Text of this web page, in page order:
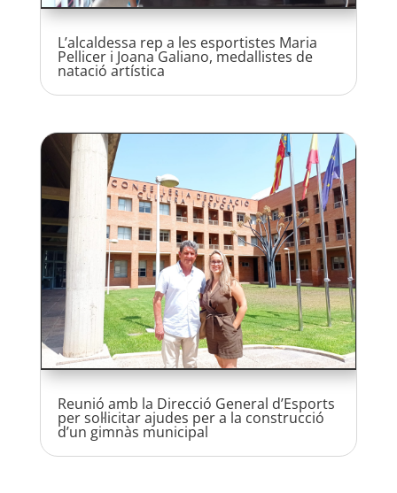
L’alcaldessa rep a les esportistes Maria
Pellicer i Joana Galiano, medallistes de
natació artística
Reunió amb la Direcció General d’Esports
per sol·licitar ajudes per a la construcció
d’un gimnàs municipal